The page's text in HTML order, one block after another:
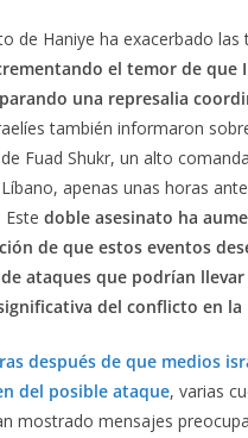
de Haniye ha exacerbado las
el temor de que
una represalia
también informaron
Fuad Shukr, un alto
apenas unas horas
Este doble asesinato ha
de que estos eventos
ataques que podrían llevar
del conflicto en la
después de que medios
del posible ataque, varias
mostrado mensajes